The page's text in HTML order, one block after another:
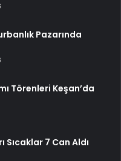
Pazarında
Törenleri Keşan’da
Sıcaklar 7 Can Aldı